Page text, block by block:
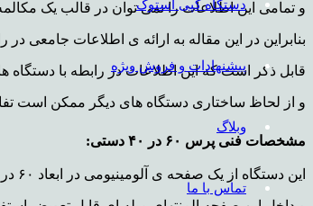
دستگاه کپی استوک
پیشنهادات و فروش ویژه
وبلاگ
تماس با ما
و تمامی این اطلاعات را نمی توان در قالب یک
بنابراین در این مقاله به ارائه ی اطلاعات جامعی در
قابل ذکر است که این اطلاعات در رابطه با دستگاه
و از لحاظ ساختاری دستگاه های دیگر ممکن است
مشخصات فنی پرس ۶۰ در ۴۰ دستی:
این دستگاه از یک صفحه ی آلومینیومی در ابعاد ۶۰ در ۴۰ تشکیل شده که عرض آن ۶۰ و طول آن ۴۰ می باشد